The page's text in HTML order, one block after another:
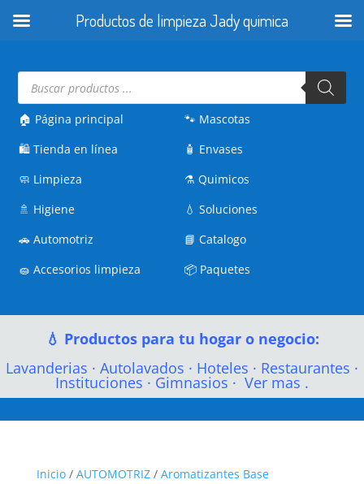
Búsqueda
productos
🏠 Página principal
🛍️Tienda en línea
🧼 Limpieza
🚿 Higiene
🚗Automotriz
🧽Accesorios limpieza
🐾 Mascotas
🧴 Envases
⚗️Quimicos
💧Soluciones
📘Catalogo
📦 Paquetes
💧 Productos para tu hogar o negocio:
Lavanderias · Autolavados · Hoteles · Restaurantes ·
Instituciones · Gimnasios · Ver mas .
Inicio/ AUTOMOTRIZ/ Aromatizantes Base
Productos de limpieza Jady quimica